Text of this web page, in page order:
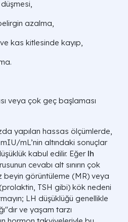
azalma,
kas kitlesinde kayıp,
veya çok geç başlaması
yapılan hassas ölçümlerde,
mIU/mL’nin altındaki sonuçlar
kabul edilir. Eğer lh
cevabı alt sınırın çok
beyin görüntüleme (MR) veya
TSH gibi) kök nedeni
LH düşüklüğü genellikle
ve yaşam tarzı